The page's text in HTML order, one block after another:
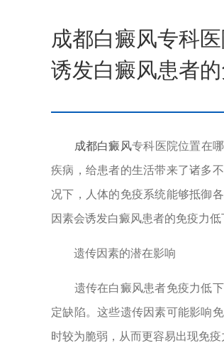
成都白癜风专科
诱发白癜风患者
成都白癜风专科医院位置在
疾病，给患者的生活带来了诸多
况下，人体的免疫系统能够抵御
因素会诱发白癜风患者的免疫力低
遗传因素的潜在影响
遗传在白癜风患者免疫力低下
定缺陷。这些遗传因素可能影响
时较为脆弱，从而更容易出现免疫